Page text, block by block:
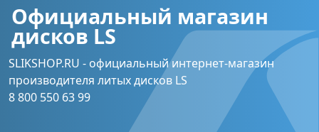
Официальный магазин
дисков LS
SLIKSHOP.RU - официальный интернет-магазин
производителя литых дисков LS
8 800 550 63 99